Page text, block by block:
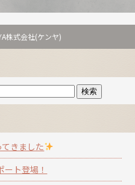
株式会社(ケンヤ)
きました
ート登場！